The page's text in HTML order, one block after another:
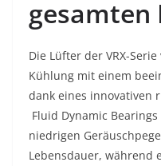
gesamten
Die Lüfter der VRX-
Kühlung mit einem
dank eines innovativen
Fluid Dynamic
niedrigen
Lebensdauer, während